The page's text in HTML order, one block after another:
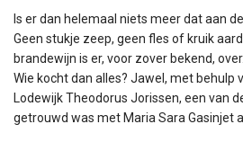
Is er dan helemaal niets meer dat aan
Geen stukje zeep, geen fles of kruik
brandewijn is er, voor zover bekend, over.
Wie kocht dan alles? Jawel, met behulp
Lodewijk Theodorus Jorissen, een van
getrouwd was met Maria Sara Gasinjet